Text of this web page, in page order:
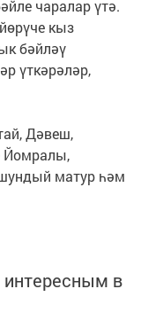
чаралар үтә.
кыз
бәйләү
үткәрәләр,
Дәвеш,
Йомралы,
матур һәм
в